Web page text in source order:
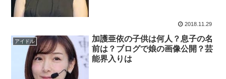
2018.11.29
アイドル
加護亜依の子供は何人？息子の名
前は？ブログで娘の画像公開？芸
能界入りは